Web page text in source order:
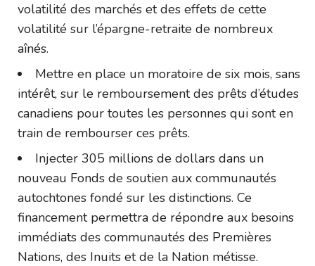
volatilité des marchés et des effets de cette
volatilité sur l’épargne-retraite de nombreux
aînés.
Mettre en place un moratoire de six mois, sans
intérêt, sur le remboursement des prêts d’études
canadiens pour toutes les personnes qui sont en
train de rembourser ces prêts.
Injecter 305 millions de dollars dans un
nouveau Fonds de soutien aux communautés
autochtones fondé sur les distinctions. Ce
financement permettra de répondre aux besoins
immédiats des communautés des Premières
Nations, des Inuits et de la Nation métisse.